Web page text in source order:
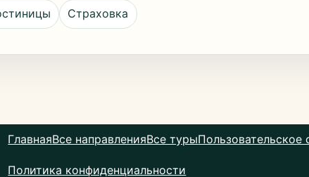
Страховка
ГлавнаяВсе направленияВсе турыПользовательское
Политика конфиденциальности